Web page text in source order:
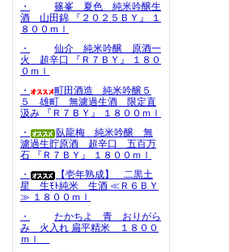
・
篠峯 夏色 純米吟醸生
酒 山田錦 『２０２５ＢＹ』 １
８００ｍｌ
・
仙介 純米吟醸 原酒一
火 超辛口 『Ｒ７ＢＹ』 １８０
０ｍｌ
・
町田酒造 純米吟醸５
５ 雄町 無濾過生酒 限定直
汲み 『Ｒ７ＢＹ』 １８００ｍｌ
・
臥龍梅 純米吟醸 無
濾過生貯原酒 超辛口 五百万
石 『Ｒ７ＢＹ』 １８００ｍｌ
・
【壱年熟成】 二黒土
星 生ﾓﾄ純米 生酒 ≪Ｒ６ＢＹ
≫ １８００ｍｌ
・
たかちよ 青 おりがら
み 火入れ 扁平精米 １８００
ｍｌ